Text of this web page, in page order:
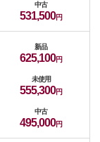
中古
531,500
新品
625,100
未使用
555,300
中古
495,000